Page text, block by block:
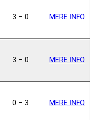
3 – 0 MERE INFO
3 – 0 MERE INFO
0 – 3 MERE INFO